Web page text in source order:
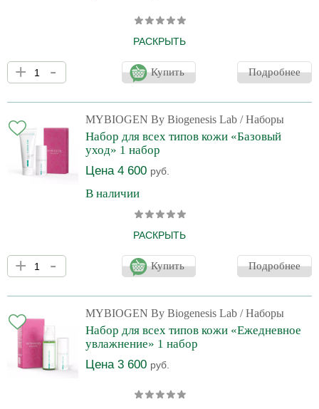
РАСКРЫТЬ
В состав набора входят: Cleansing Gel 2 MGR Очищающий гель-
гоммаж для лица, 30 мл. Специальный гель-гоммаж идеально
подойдет для тщательного очищения кожи. Продукт создан на
Face Serum 4 DNA Wellness Пептидная сыворотка для лица, 30
мл. Мультипептидная гель-сыворотка для омоложения и
предотвращения старения кожи способствует репарации ДНК,
тем самым замедляя появление возрастных изм
+ - Купить Подробнее
MYBIOGEN By Biogenesis Lab / Наборы
Набор для всех типов кожи «Базовый
уход» 1 набор
Цена 4 600 руб.
В наличии
РАСКРЫТЬ
Набор MYBIOGEN «Базовый уход» сочетает этап глубокого, но
мягкого очищения с последующим уходом, направленным на
укрепление защитных функций кожи. Очищающая пенка
нанесению крема. Face Cream «BASE» снижает реактивность
кожи и способствует её восстановлению после внешних и
процедурных нагрузок. Набор подходит для регулярного
применения в домашнем уходе. Набо
+ - Купить Подробнее
MYBIOGEN By Biogenesis Lab / Наборы
Набор для всех типов кожи «Ежедневное
увлажнение» 1 набор
Цена 3 600 руб.